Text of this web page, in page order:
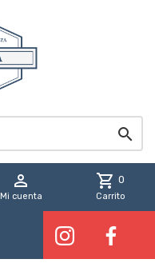


Mi cuenta
shopping_cart 0
Carrito